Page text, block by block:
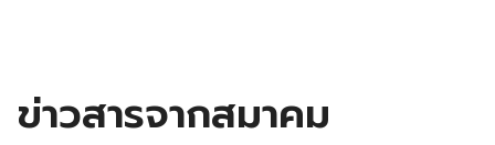
ข่าวสารจากสมาคม